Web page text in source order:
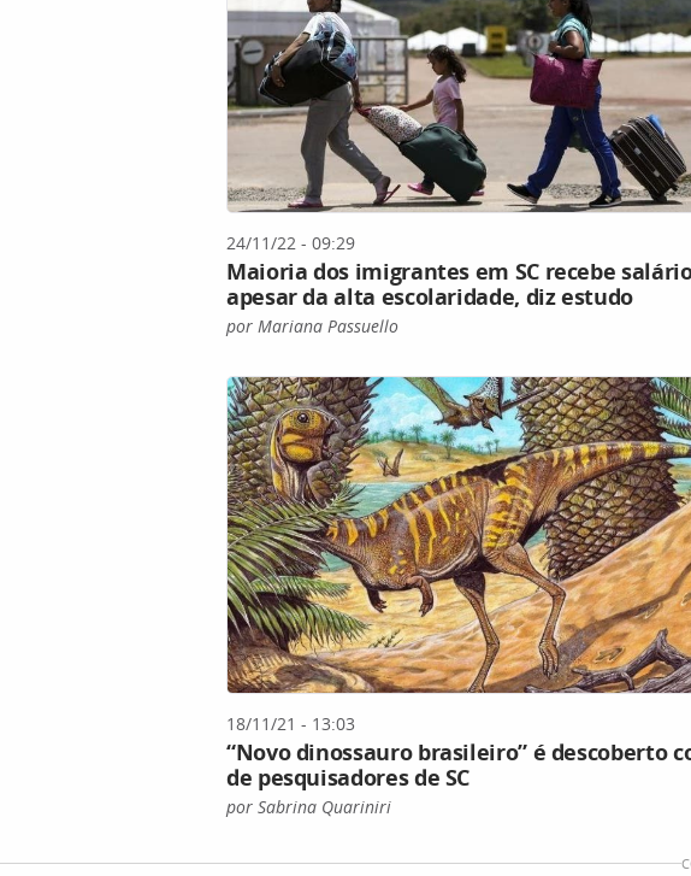
24/11/22 - 09:29
Maioria dos imigrantes em SC recebe
apesar da alta escolaridade, diz estudo
por Mariana Passuello
18/11/21 - 13:03
“Novo dinossauro brasileiro” é descoberto
de pesquisadores de SC
por Sabrina Quariniri